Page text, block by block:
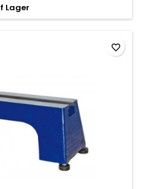
Lager
favorite_border